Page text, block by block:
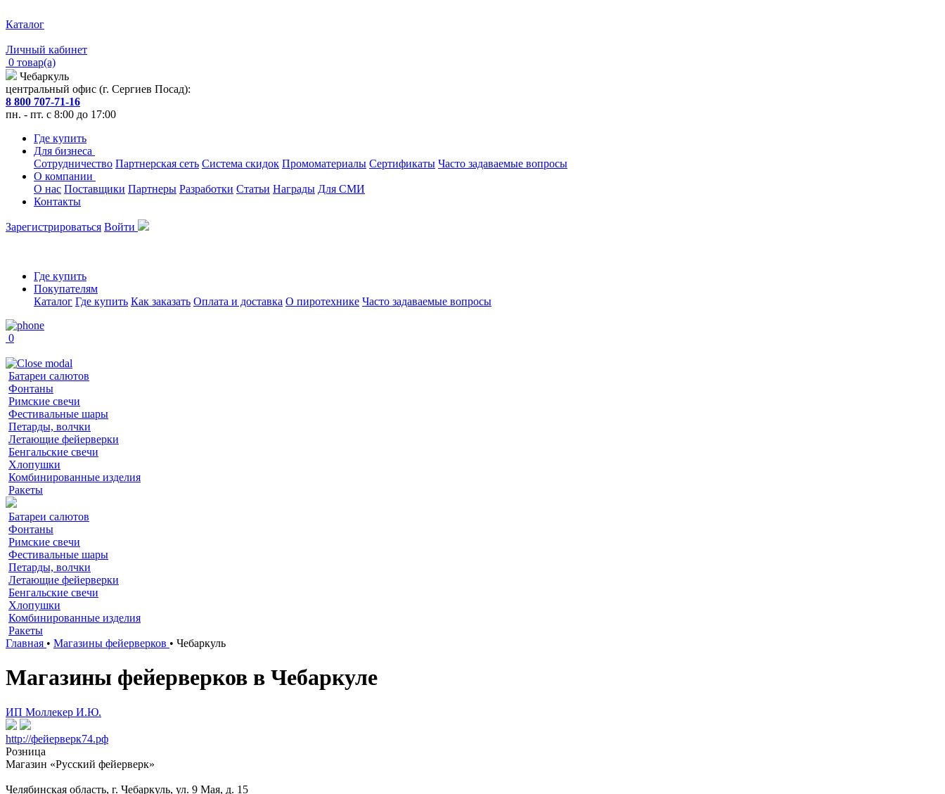
Каталог
Личный кабинет
0 товар(а)
Чебаркуль
центральный офис (г. Сергиев Посад):
8 800 707-71-16
пн. - пт. с 8:00 до 17:00
Где купить
Для бизнеса
Сотрудничество Партнерская сеть Система скидок Промоматериалы Сертификаты Часто задаваемые вопросы
О компании
О нас Поставщики Партнеры Разработки Статьи Награды Для СМИ
Контакты
Зарегистрироваться Войти
Где купить
Покупателям
Каталог Где купить Как заказать Оплата и доставка О пиротехнике Часто задаваемые вопросы
0
Батареи салютов
Фонтаны
Римские свечи
Фестивальные шары
Петарды, волчки
Летающие фейерверки
Бенгальские свечи
Хлопушки
Комбинированные изделия
Ракеты
Батареи салютов
Фонтаны
Римские свечи
Фестивальные шары
Петарды, волчки
Летающие фейерверки
Бенгальские свечи
Хлопушки
Комбинированные изделия
Ракеты
Главная • Магазины фейерверков • Чебаркуль
Магазины фейерверков в Чебаркуле
ИП Моллекер И.Ю.
http://фейерверк74.рф
Розница
Магазин «Русский фейерверк»
Челябинская область, г. Чебаркуль, ул. 9 Мая, д. 15